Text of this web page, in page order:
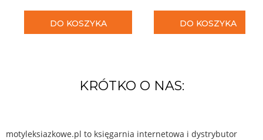
DO KOSZYKA DO KOSZYKA
KRÓTKO O NAS:
motyleksiazkowe.pl to księgarnia internetowa i dystrybutor